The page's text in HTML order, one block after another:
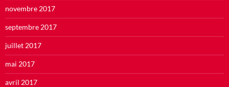
novembre 2017
septembre 2017
juillet 2017
mai 2017
avril 2017